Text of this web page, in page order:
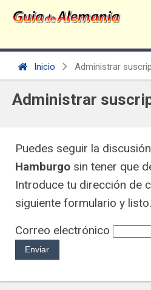
Inicio Administrar
Administrar
Puedes seguir la
Hamburgo sin tener que
Introduce tu dirección de
siguiente formulario y listo.
Correo electrónico